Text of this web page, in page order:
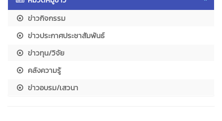
ข่าวกิจกรรม
ข่าวประกาศประชาสัมพันธ์
ข่าวทุน/วิจัย
คลังความรู้
ข่าวอบรม/เสวนา